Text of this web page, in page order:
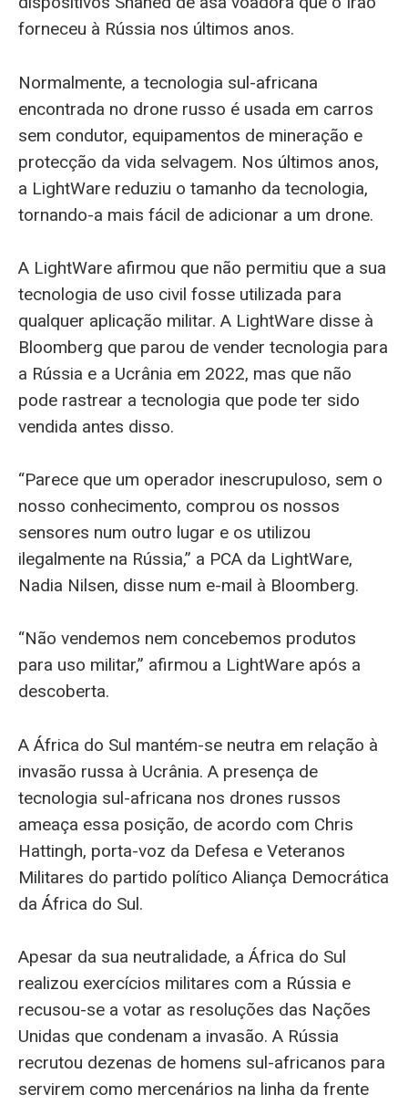
forneceu à Rússia nos últimos anos.
Normalmente, a tecnologia sul-africana
encontrada no drone russo é usada em carros
sem condutor, equipamentos de mineração e
protecção da vida selvagem. Nos últimos anos,
a LightWare reduziu o tamanho da tecnologia,
tornando-a mais fácil de adicionar a um drone.
A LightWare afirmou que não permitiu que a sua
tecnologia de uso civil fosse utilizada para
qualquer aplicação militar. A LightWare disse à
Bloomberg que parou de vender tecnologia para
a Rússia e a Ucrânia em 2022, mas que não
pode rastrear a tecnologia que pode ter sido
vendida antes disso.
“Parece que um operador inescrupuloso, sem o
nosso conhecimento, comprou os nossos
sensores num outro lugar e os utilizou
ilegalmente na Rússia,” a PCA da LightWare,
Nadia Nilsen, disse num e-mail à Bloomberg.
“Não vendemos nem concebemos produtos
para uso militar,” afirmou a LightWare após a
descoberta.
A África do Sul mantém-se neutra em relação à
invasão russa à Ucrânia. A presença de
tecnologia sul-africana nos drones russos
ameaça essa posição, de acordo com Chris
Hattingh, porta-voz da Defesa e Veteranos
Militares do partido político Aliança Democrática
da África do Sul.
Apesar da sua neutralidade, a África do Sul
realizou exercícios militares com a Rússia e
recusou-se a votar as resoluções das Nações
Unidas que condenam a invasão. A Rússia
recrutou dezenas de homens sul-africanos para
servirem como mercenários na linha da frente